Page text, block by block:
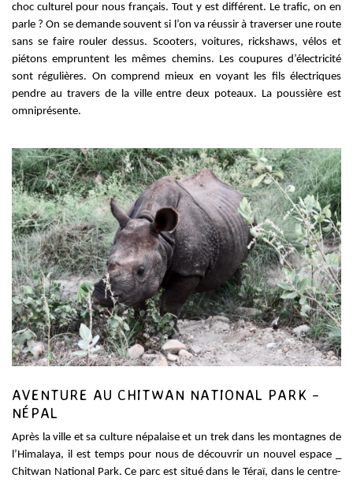
choc culturel pour nous français. Tout y est différent. Le trafic, on en
parle ? On se demande souvent si l’on va réussir à traverser une route
sans se faire rouler dessus. Scooters, voitures, rickshaws, vélos et
piétons empruntent les mêmes chemins. Les coupures d’électricité
sont régulières. On comprend mieux en voyant les fils électriques
pendre au travers de la ville entre deux poteaux. La poussière est
omniprésente.
AVENTURE AU CHITWAN NATIONAL PARK –
NÉPAL
Après la ville et sa culture népalaise et un trek dans les montagnes de
l’Himalaya, il est temps pour nous de découvrir un nouvel espace _
Chitwan National Park. Ce parc est situé dans le Téraï, dans le centre-